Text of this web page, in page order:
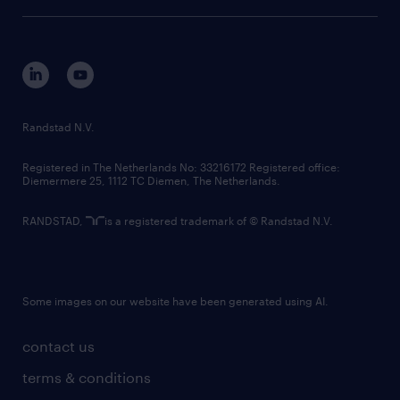
corporate governance
randstad innovation fund
country websites
contact us
terms & conditions
Randstad N.V.
Registered in The Netherlands No: 33216172 Registered office:
Diemermere 25, 1112 TC Diemen, The Netherlands.
RANDSTAD, is a registered trademark of © Randstad N.V.
Some images on our website have been generated using AI.